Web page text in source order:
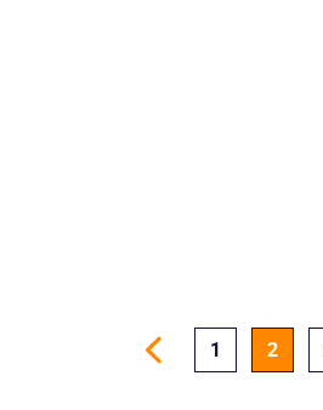
1 2